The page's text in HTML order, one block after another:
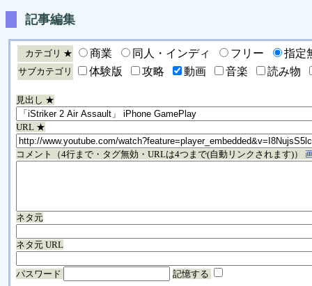
記事編集
カテゴリ ★ 商業 同人・インディ フリー 指定
サブカテゴリ 体験版 攻略 動画 音楽 読み物
見出し ★
URL ★
コメント（4行まで・タグ無効・URLは4つまで(自動リンクされます)）
ネタ元
ネタ元 URL
パスワード 記憶する